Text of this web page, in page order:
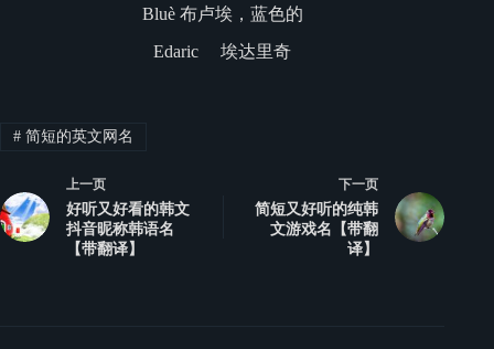
Bluè 布卢埃，蓝色的
Edaric 埃达里奇
#简短的英文网名
上一页
好听又好看的韩文
抖音昵称韩语名
【带翻译】
下一页
简短又好听的纯韩
文游戏名【带翻
译】